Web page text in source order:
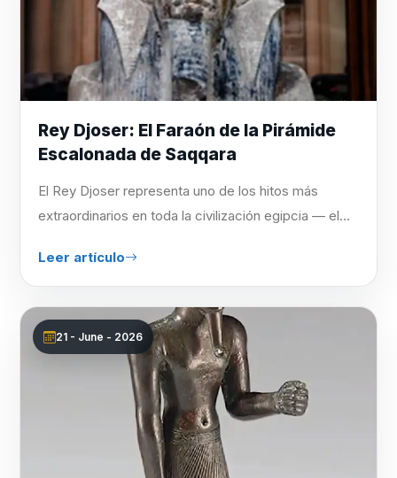
Rey Djoser: El Faraón de la Pirámide
Escalonada de Saqqara
El Rey Djoser representa uno de los hitos más
extraordinarios en toda la civilización egipcia — el...
Leer artículo
21 - June - 2026